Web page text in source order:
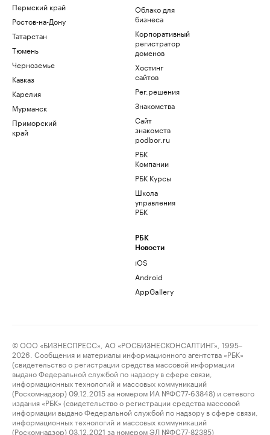
Пермский край
Ростов-на-Дону
Татарстан
Тюмень
Черноземье
Кавказ
Карелия
Мурманск
Приморский
край
Облако для
бизнеса
Корпоративный
регистратор
доменов
Хостинг
сайтов
Рег.решения
Знакомства
Сайт
знакомств
podbor.ru
РБК
Компании
РБК Курсы
Школа
управления
РБК
РБК
Новости
iOS
Android
AppGallery
© ООО «БИЗНЕСПРЕСС», АО «РОСБИЗНЕСКОНСАЛТИНГ», 1995–
2026. Сообщения и материалы информационного агентства «РБК»
(свидетельство о регистрации средства массовой информации
выдано Федеральной службой по надзору в сфере связи,
информационных технологий и массовых коммуникаций
(Роскомнадзор) 09.12.2015 за номером ИА №ФС77-63848) и сетевого
издания «РБК» (свидетельство о регистрации средства массовой
информации выдано Федеральной службой по надзору в сфере связи,
информационных технологий и массовых коммуникаций
(Роскомнадзор) 03.12.2021 за номером ЭЛ №ФС77-82385)